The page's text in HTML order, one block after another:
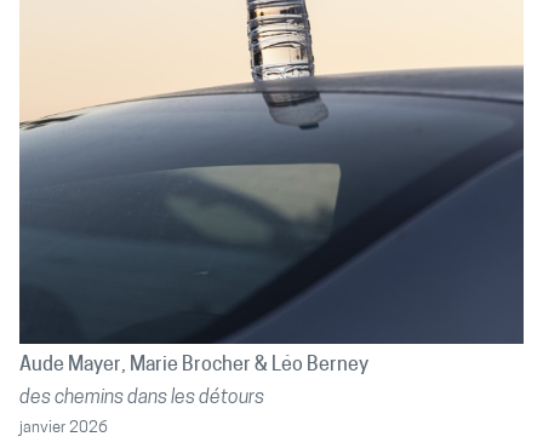
Aude Mayer Marie Brocher
Léo Berney
des chemins dans les détours
janvier 2026